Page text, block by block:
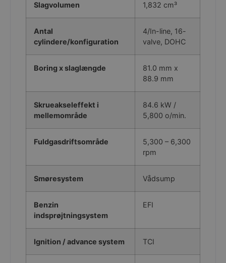
Slagvolumen 1,832 cm³
Antal
cylindere/konfiguration
4/In-line, 16-
valve, DOHC
Boring x slaglængde
81.0 mm x
88.9 mm
Skrueakseleffekt i
mellemområde
84.6 kW /
5,800 o/min.
Fuldgasdriftsområde
5,300 – 6,300
rpm
Smøresystem Vådsump
Benzin
indsprøjtningsystem
EFI
Ignition / advance system TCI
gjoel-
CookieScriptConsent
CookieScript